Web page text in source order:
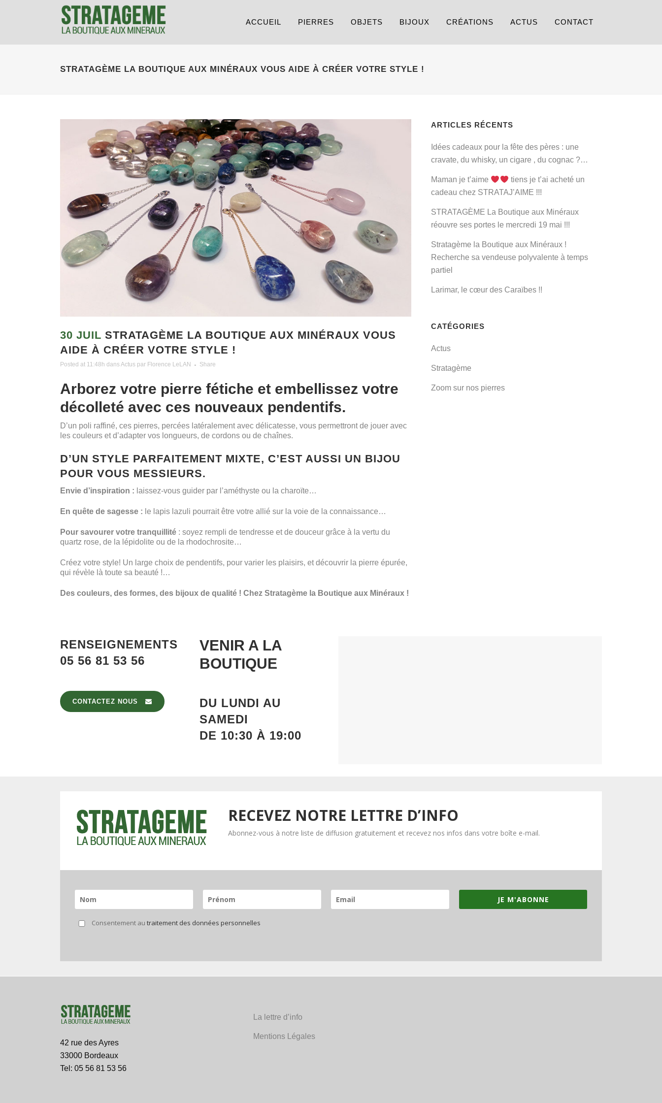
ACCUEIL PIERRES OBJETS BIJOUX CRÉATIONS ACTUS CONTACT
STRATAGÈME LA BOUTIQUE AUX MINÉRAUX VOUS AIDE À CRÉER VOTRE STYLE !
30 JUIL STRATAGÈME LA BOUTIQUE AUX MINÉRAUX VOUS
AIDE À CRÉER VOTRE STYLE !
Posted at 11:48h dansActus par Florence LeLAN Share
Arborez votre pierre fétiche et embellissez votre
décolleté avec ces nouveaux pendentifs.
D’un poli raffiné, ces pierres, percées latéralement avec délicatesse, vous permettront de jouer avec
les couleurs et d’adapter vos longueurs, de cordons ou de chaînes.
D’UN STYLE PARFAITEMENT MIXTE, C’EST AUSSI UN BIJOU
POUR VOUS MESSIEURS.
Envie d’inspiration : laissez-vous guider par l’améthyste ou la charoïte…
En quête de sagesse : le lapis lazuli pourrait être votre allié sur la voie de la connaissance…
Pour savourer votre tranquillité : soyez rempli de tendresse et de douceur grâce à la vertu du
quartz rose, de la lépidolite ou de la rhodochrosite…
Créez votre style! Un large choix de pendentifs, pour varier les plaisirs, et découvrir la pierre épurée,
qui révèle là toute sa beauté !…
Des couleurs, des formes, des bijoux de qualité ! Chez Stratagème la Boutique aux Minéraux !
ARTICLES RÉCENTS
Idées cadeaux pour la fête des pères : une
cravate, du whisky, un cigare , du cognac ?…
Maman je t’aime
tiens je t’ai acheté un
cadeau chez STRATAJ’AIME !!!
STRATAGÈME La Boutique aux Minéraux
réouvre ses portes le mercredi 19 mai !!!
Stratagème la Boutique aux Minéraux !
Recherche sa vendeuse polyvalente à temps
partiel
Larimar, le cœur des Caraïbes !!
CATÉGORIES
Actus
Stratagème
Zoom sur nos pierres
RENSEIGNEMENTS
05 56 81 53 56
CONTACTEZ NOUS
VENIR A LA
BOUTIQUE
DU LUNDI AU
SAMEDI
DE 10:30 À 19:00
RECEVEZ NOTRE LETTRE D’INFO
Abonnez-vous à notre liste de diffusion gratuitement et recevez nos infos dans votre boîte e-mail.
Consentement au traitement des données personnelles
JE M'ABONNE
42 rue des Ayres
33000 Bordeaux
Tel: 05 56 81 53 56
La lettre d’info
Mentions Légales